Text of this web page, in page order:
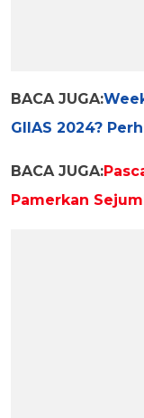
BACA JUGA:
GIIAS 2024?
BACA JUGA:
Pamerkan